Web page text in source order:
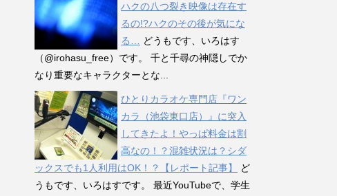
ハクの八つ裂き映像は存在す
るの!?ハクのその後が気にな
る…
どうもです、いろはす
（@irohasu_free）です。 千と千尋の神隠しでか
なり重要なキャラクターとな...
ひとりカラオケ専門店『ワン
カラ（池袋東口店）』に突入
してきたよ！やっぱ料金は割
高なの！？混雑状況は？シダ
ックスでも1人利用はOK！？【レポート記事】
ど
うもです、いろはすです。 最近YouTubeで、学生